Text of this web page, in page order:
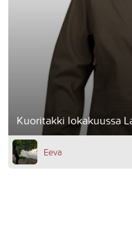
Kuoritakki lokakuussa
Eeva